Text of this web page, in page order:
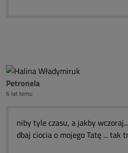
Petronela
6 lat temu
niby tyle czasu, a jakby
dbaj ciocia o mojego Tatę ... tak